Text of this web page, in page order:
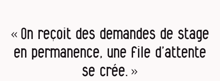
« On reçoit des demandes de stage
en permanence, une file d’attente
se crée. »